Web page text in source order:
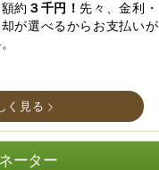
約 ３千円！先々、金利・
が選べるからお支払いが
く見る
ーター